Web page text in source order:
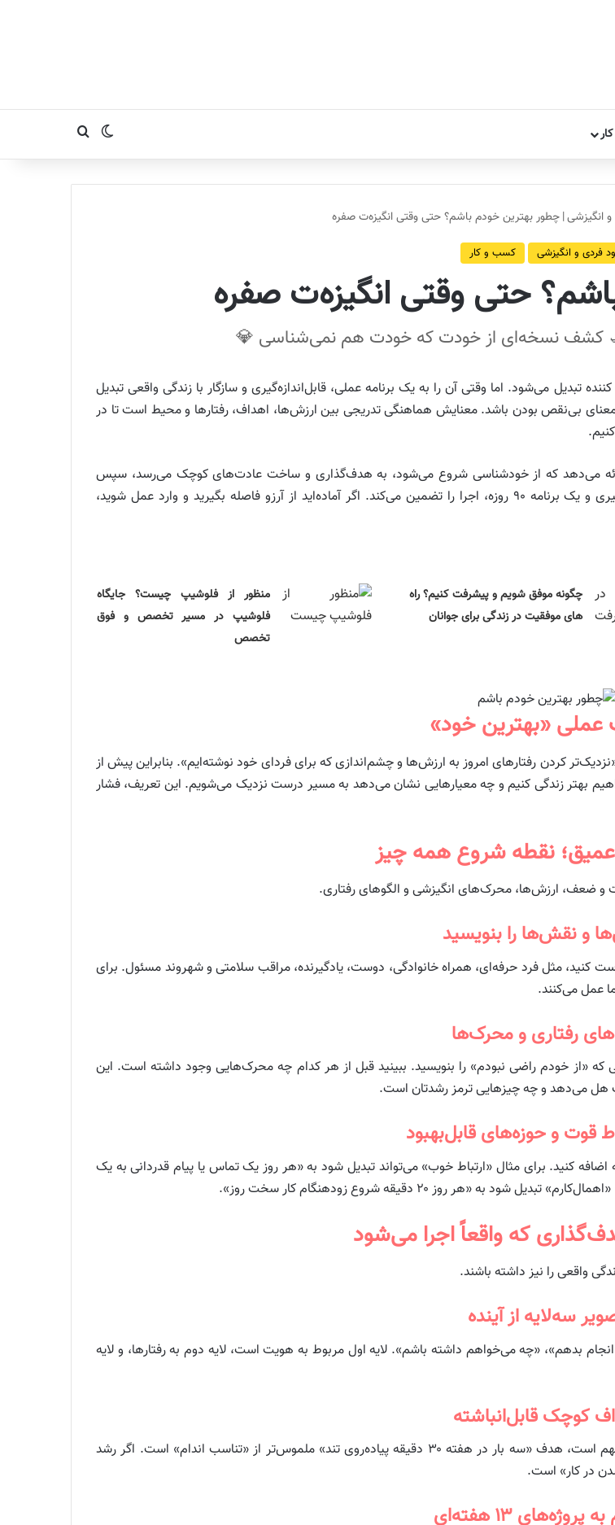
تغییر پوستهجستجو برای
انگیزشی| چطور بهترین خودم باشم؟ حتی وقتی انگیزه‌ت صفره
فردی و انگیزشی کسب و کار
حتی وقتی انگیزه‌ت صفره
🌙 کشف نسخه‌ای از خودت که خودت هم نمی‌شناسی 💎
تبدیل می‌شود. اما وقتی آن را به یک برنامه عملی، قابل‌اندازه‌گیری و سازگار با زندگی واقعی تبدیل
معنای بی‌نقص بودن باشد. معنایش هماهنگی تدریجی بین ارزش‌ها، اهداف، رفتارها و محیط است تا در
می‌دهد که از خودشناسی شروع می‌شود، به هدف‌گذاری و ساخت عادت‌های کوچک می‌رسد، سپس
مدیریت انرژی و ذهن‌آگاهی را وارد بازی می‌کند، و در پایان با ابزارهای پیگیری و یک برنامه ۹۰ روزه، اجرا را تضمین می‌کند. اگر آماده‌اید از آرزو فاصله بگیرید و وارد عمل شوید،
چگونه موفق شویم و پیشرفت کنیم؟ راه
های موفقیت در زندگی برای جوانان
منظور از فلوشیپ چیست؟ جایگاه
فلوشیپ در مسیر تخصص و فوق‌
تخصص
عملی «بهترین خود»
کردن رفتارهای امروز به ارزش‌ها و چشم‌اندازی که برای فردای خود نوشته‌ایم». بنابراین پیش از
بهتر زندگی کنیم و چه معیارهایی نشان می‌دهد به مسیر درست نزدیک می‌شویم. این تعریف، فشار
نقطه شروع همه چیز
و ضعف، ارزش‌ها، محرک‌های انگیزشی و الگوهای رفتاری.
و نقش‌ها را بنویسید
مثل فرد حرفه‌ای، همراه خانوادگی، دوست، یادگیرنده، مراقب سلامتی و شهروند مسئول. برای
عمل می‌کنند.
رفتاری و محرک‌ها
«از خودم راضی نبودم» را بنویسید. ببینید قبل از هر کدام چه محرک‌هایی وجود داشته است. این
هل می‌دهد و چه چیزهایی ترمز رشدتان است.
قوت و حوزه‌های قابل‌بهبود
کنید. برای مثال «ارتباط خوب» می‌تواند تبدیل شود به «هر روز یک تماس یا پیام قدردانی به یک
«هر روز ۲۰ دقیقه شروع زودهنگام کار سخت روز».
که واقعاً اجرا می‌شود
واقعی را نیز داشته باشند.
سه‌لایه از آینده
بدهم»، «چه می‌خواهم داشته باشم». لایه اول مربوط به هویت است، لایه دوم به رفتارها، و لایه
کوچک قابل‌انباشته
به جای هدف‌های مبهم، واحدهای رفتاری کوچک تعریف کنید. اگر سلامت مهم است، هدف «سه بار در هفته ۳۰ دقیقه پیاده‌روی تند» ملموس‌تر از «تناسب اندام» است. اگر رشد
۱۳ هفته‌ای